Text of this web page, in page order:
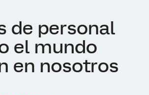
de personal
el mundo
en nosotros